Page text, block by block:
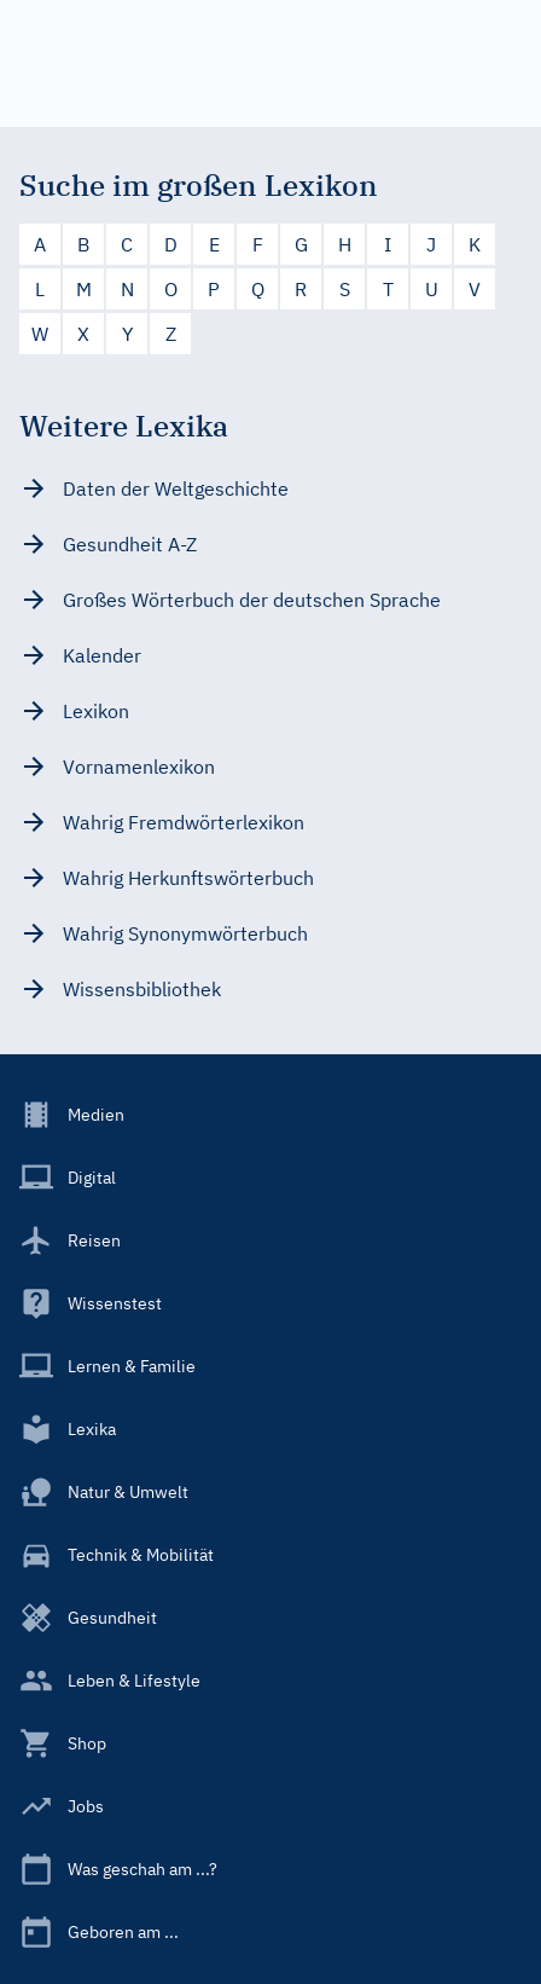
Suche im großen Lexikon
A B C D E F G H I J
K
L
M N O P Q R S T U
V
W
X Y Z
Weitere Lexika
Daten der Weltgeschichte
Gesundheit A-Z
Großes Wörterbuch der deutschen Sprache
Kalender
Lexikon
Vornamenlexikon
Wahrig Fremdwörterlexikon
Wahrig Herkunftswörterbuch
Wahrig Synonymwörterbuch
Wissensbibliothek
Footer
Main
Medien
Digital
Reisen
Wissenstest
Lernen & Familie
Lexika
Natur & Umwelt
Technik & Mobilität
Gesundheit
Leben & Lifestyle
Shop
Jobs
Was geschah am ...?
Geboren am ...